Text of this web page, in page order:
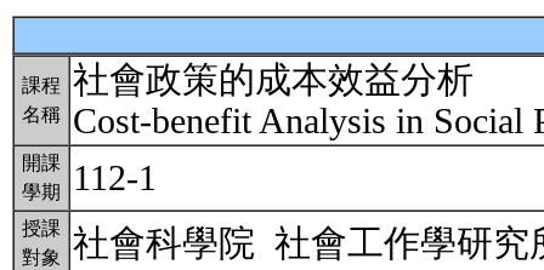
課程
名稱
社會政策的成本效益分析
Cost-benefit Analysis in Social
開課
學期
112-1
授課
對象
社會科學院 社會工作學研